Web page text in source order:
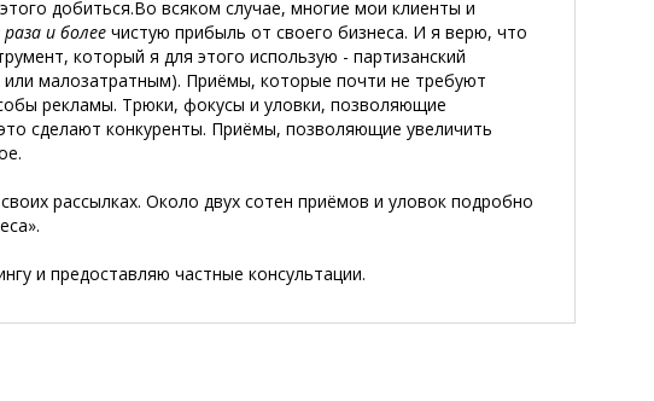
добиться.Во всяком случае, многие мои клиенты и
и более чистую прибыль от своего бизнеса. И я верю, что
который я для этогоиспользую - партизанский
малозатратным). Приёмы, которые почти не требуют
рекламы. Трюки, фокусы и уловки, позволяющие
сделают конкуренты. Приёмы, позволяющие увеличить
рассылках. Около двух сотен приёмов и уловок подробно
и предоставляю частные консультации.